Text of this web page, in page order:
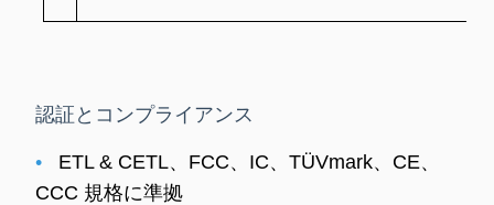
認証とコンプライアンス
•
ETL & CETL、FCC、IC、TÜVmark、CE、
CCC 規格に準拠